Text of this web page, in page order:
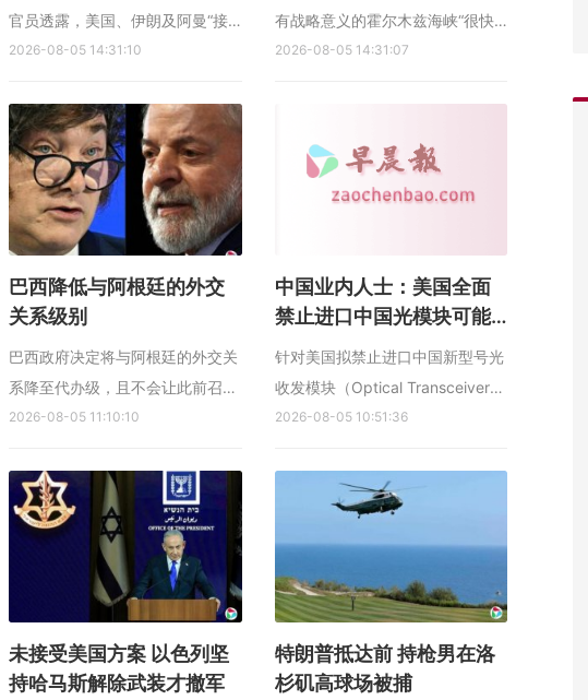
官员透露，美国、伊朗及阿曼“接
近达成”一项重新开放霍尔木兹海
（8月5日）宣布临时协议达成消
息。 美国新闻网站Axios星期二引
述地区消息人士报道，围绕重新开
放霍尔木兹海峡临时协议的谈判
持...
2026-08-05 14:31:10
有战略意义的霍尔木兹海峡“很快”
重新开放，否则伊朗将遭到“沉重
和伊朗的谈判“进展非常顺利”，并
再次坚称伊朗有意达成协议，以结
束持续数月的美伊冲突。...
2026-08-05 14:31:07
巴西降低与阿根廷的外交
关系级别
巴西政府决定将与阿根廷的外交关
系降至代办级，且不会让此前召回
的驻阿根廷大使比特利返回布宜诺
再次发表针对巴西总统卢拉的侮辱
性言论。 综合路透社和新华社报
道，巴西政府消息人士星期二（8
月4日）透露，巴西已通知阿根廷
2026-08-05 11:10:10
中国业内人士：美国全面
禁止进口中国光模块可能
性较低
针对美国拟禁止进口中国新型号光
收发模块（Optical Transceiver
Modules）的消息，中国业内人士
能性较小；即便政策落地，对行业
的整体影响也处于可控范围。 路
透社星期二（8月4日）引述知情
（FCC...
2026-08-05 10:51:36
未接受美国方案 以色列坚
持哈马斯解除武装才撤军
特朗普抵达前 持枪男在洛
杉矶高球场被捕